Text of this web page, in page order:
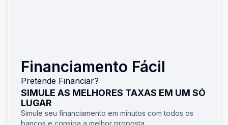
Financiamento Fácil
Pretende Financiar?
SIMULE AS MELHORES TAXAS EM UM SÓ
LUGAR
Simule seu financiamento em minutos com todos os
bancos e consiga a melhor proposta.